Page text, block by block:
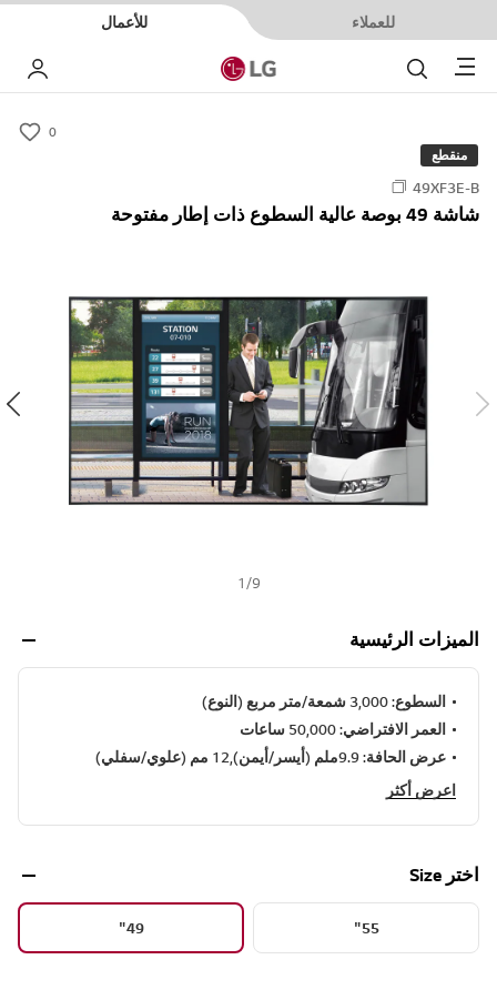
للعملاء للأعمال
Menu
0
منقطع
49XF3E-B
شاشة 49 بوصة عالية السطوع ذات إطار مفتوحة
1 /9
الميزات الرئيسية
السطوع: 3,000 شمعة/متر مربع (النوع)
العمر الافتراضي: 50,000 ساعات
عرض الحافة: 9.9ملم (أيسر/أيمن),12 مم (علوي/سفلي)
اعرض أكثر
اختر Size
55"
49"